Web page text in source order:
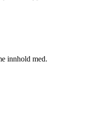
innhold med.